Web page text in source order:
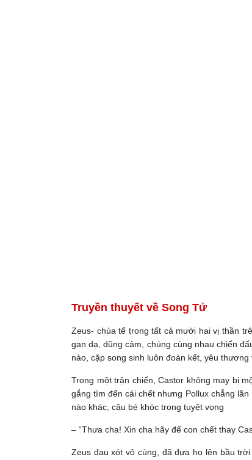
Truyền thuyết về Song Tử
Zeus- chúa tể trong tất cả mười hai vị thần
gan dạ, dũng cảm, chúng cùng nhau chiến
nào, cặp song sinh luôn đoàn kết, yêu thương
Trong một trận chiến, Castor không may bị
gắng tìm đến cái chết nhưng Pollux chẳng
nào khác, cậu bé khóc trong tuyệt vọng
– “Thưa cha! Xin cha hãy để con chết thay
Zeus đau xót vô cùng, đã đưa họ lên bầu